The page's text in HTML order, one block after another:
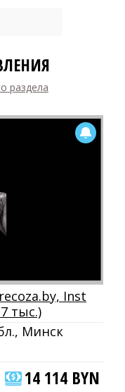
раздела
Inst
тыс.)
Минск
14 114 BYN